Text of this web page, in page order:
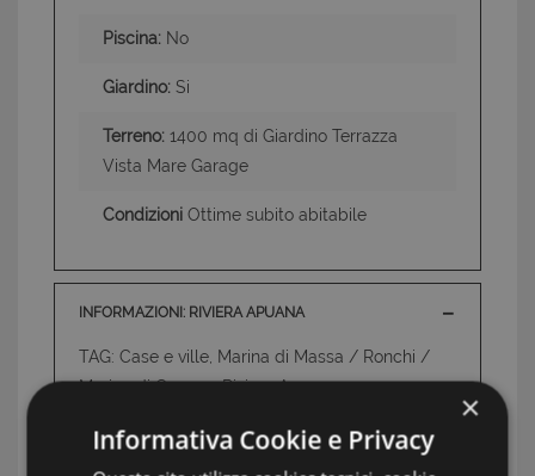
Piscina: No
Giardino: Si
Terreno: 1400 mq di Giardino Terrazza
Vista Mare Garage
Condizioni Ottime subito abitabile
INFORMAZIONI: RIVIERA APUANA
TAG: Case e ville, Marina di Massa / Ronchi /
Marina di Carrara, Riviera Apuana
×
Informativa Cookie e Privacy